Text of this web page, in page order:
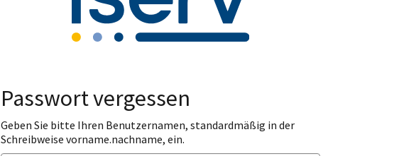
Passwort vergessen
Geben Sie bitte Ihren Benutzernamen, standardmäßig in der
Schreibweise vorname.nachname, ein.